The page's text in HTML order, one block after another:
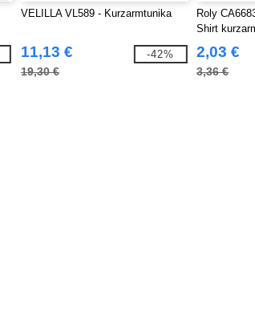
VELILLA VL589 - Kurzarmtunika
11,13 €
19,30 €
-42%
Roly
Shirt
2,03 €
3,36 €